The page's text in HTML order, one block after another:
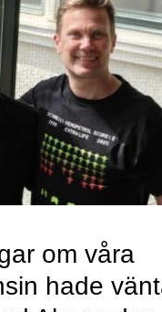
om våra
hade